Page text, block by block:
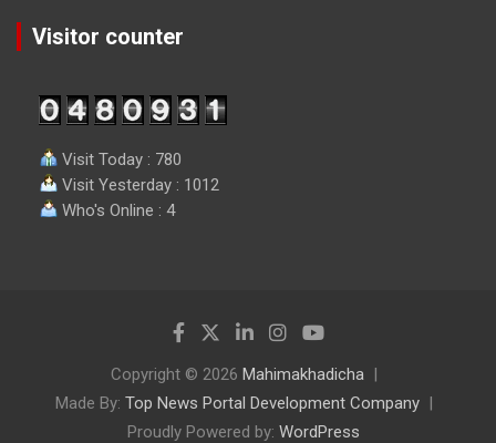
Visitor counter
Visit Today : 780
Visit Yesterday : 1012
Who's Online : 4
Copyright © 2026 Mahimakhadicha
Made By: Top News Portal Development Company
Proudly Powered by: WordPress